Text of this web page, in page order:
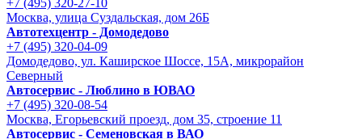
+7 (495) 320-27-10
Москва, улица Суздальская, дом 26Б
Автотехцентр - Домодедово
+7 (495) 320-04-09
Домодедово, ул. Каширское Шоссе, 15А, микрорайон
Северный
Автосервис - Люблино в ЮВАО
+7 (495) 320-08-54
Москва, Егорьевский проезд, дом 35, строение 11
Автосервис - Семеновская в ВАО